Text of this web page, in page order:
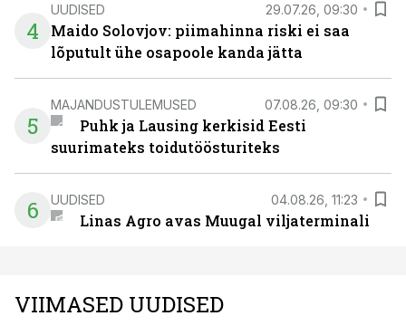
4
UUDISED 29.07.26, 09:30
Maido Solovjov: piimahinna riski ei saa
lõputult ühe osapoole kanda jätta
5
MAJANDUSTULEMUSED 07.08.26, 09:30
Puhk ja Lausing kerkisid Eesti
suurimateks toidutöösturiteks
6 UUDISED 04.08.26, 11:23
Linas Agro avas Muugal viljaterminali
VIIMASED UUDISED